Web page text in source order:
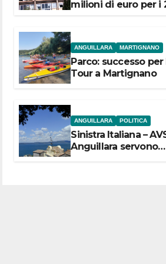
milioni di euro per i
ANGUILLARA MARTIGNANO
Parco: successo per
Tour a Martignano
ANGUILLARA POLITICA
Sinistra Italiana –
Anguillara servono